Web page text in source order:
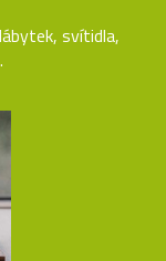
svítidla,